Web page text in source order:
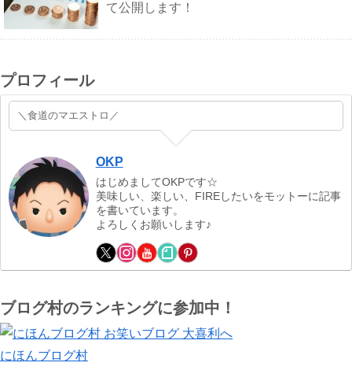
て公開します！
プロフィール
＼食道のマエストロ／
OKP
はじめましてOKPです☆
美味しい、楽しい、FIREしたいをモットーに記事
を書いています。
よろしくお願いします♪
ブログ村のランキングに参加中！
にほんブログ村